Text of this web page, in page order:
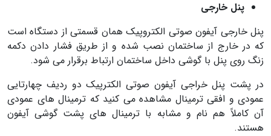
پنل خارجی
پنل خارجی آیفون صوتی الکتروپیک همان قسمتی از دستگاه است
که در خارج از ساختمان نصب شده و از طریق فشار دادن دکمه
زنگ روی پنل با گوشی داخل ساختمان ارتباط برقرار می شود.
در پشت پنل خراجی آیفون صوتی الکترپیک دو ردیف چهارتایی
عمودی و افقی ترمینال مشاهده می کنید که ترمینال های عمودی
آن کاملاً هم نام و مشابه با ترمینال های پشت گوشی آیفون
هستند.